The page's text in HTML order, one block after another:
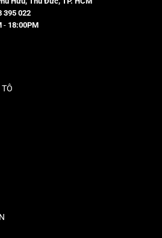
395 022
- 18:00PM